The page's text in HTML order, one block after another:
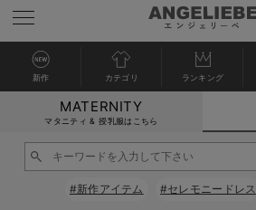
新生児服全て
ベビー服全て
ロンパース・カバーオール
シーズンアイテム全て
ベビー・新生児 寝具全て
ベビーベッド・布団 （ベビー・新生児）
ベビー 雑貨全て
ベビーチェア（ハイローチェア）・ベビーラック
お出かけグッズ全て
ベビー｜季節の特集全て
猛暑からベビーを守るひんやりグッズ
アウトレット全て
【アウトレット】ワンピース
特集全て
抗菌防臭加工
再入荷全て
再入荷｜インナー
新作 カテゴリ ランキング
MATERNITY
マタニティ & 授乳服はこちら
#新作アイテム #セレモニードレス
カートに入れる
閉じる